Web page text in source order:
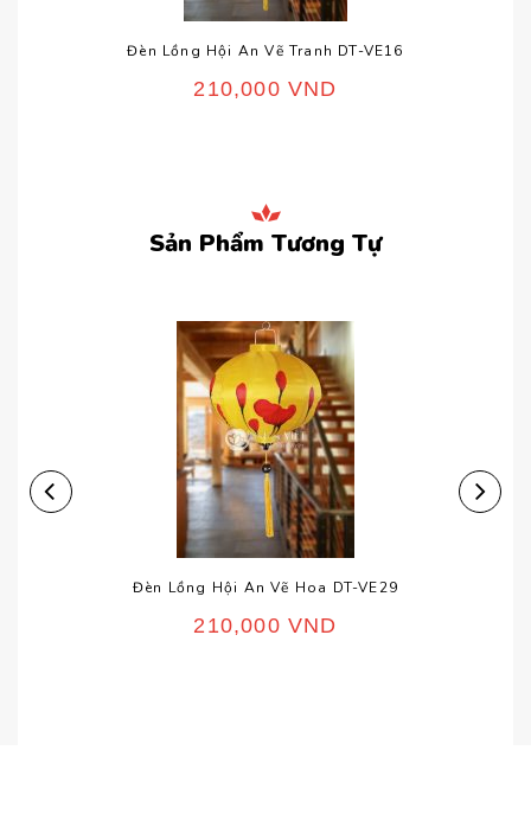
Đèn Lồng Hội An Vẽ Tranh DT-VE16
210,000 VND
Sản Phẩm Tương Tự
Đèn Lồng Hội An Vẽ Hoa DT-VE29
210,000 VND